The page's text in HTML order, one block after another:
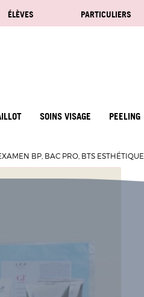
ÉLÈVES PARTICULIERS
SOINS VISAGE PEELING
BP, BAC PRO, BTS ESTHÉTIQUE